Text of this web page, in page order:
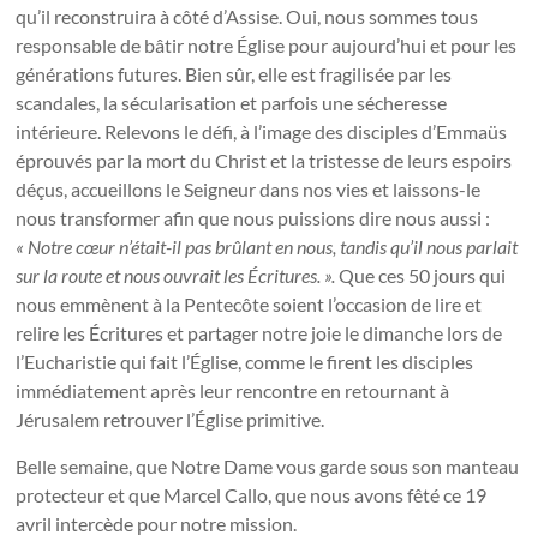
qu’il reconstruira à côté d’Assise. Oui, nous sommes tous
responsable de bâtir notre Église pour aujourd’hui et pour les
générations futures. Bien sûr, elle est fragilisée par les
scandales, la sécularisation et parfois une sécheresse
intérieure. Relevons le défi, à l’image des disciples d’Emmaüs
éprouvés par la mort du Christ et la tristesse de leurs espoirs
déçus, accueillons le Seigneur dans nos vies et laissons-le
nous transformer afin que nous puissions dire nous aussi :
« Notre cœur n’était-il pas brûlant en nous, tandis qu’il nous parlait
sur la route et nous ouvrait les Écritures. ».Que ces 50 jours qui
nous emmènent à la Pentecôte soient l’occasion de lire et
relire les Écritures et partager notre joie le dimanche lors de
l’Eucharistie qui fait l’Église, comme le firent les disciples
immédiatement après leur rencontre en retournant à
Jérusalem retrouver l’Église primitive.
Belle semaine, que Notre Dame vous garde sous son manteau
protecteur et que Marcel Callo, que nous avons fêté ce 19
avril intercède pour notre mission.